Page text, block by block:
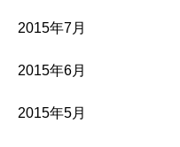
2015年7月
2015年6月
2015年5月